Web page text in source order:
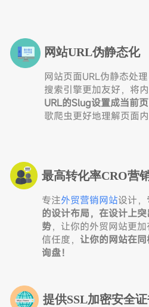
网站URL伪静态化
网站页面URL伪静态处
搜索引擎更加友好，将
URL的Slug设置成当前
歌爬虫更好地理解页面内
最高转化率CRO营
专注外贸营销网站设计，
的设计布局，在设计上
势，让你的外贸网站更
信任度， 让你的网站在
询盘！
提供SSL加密安全